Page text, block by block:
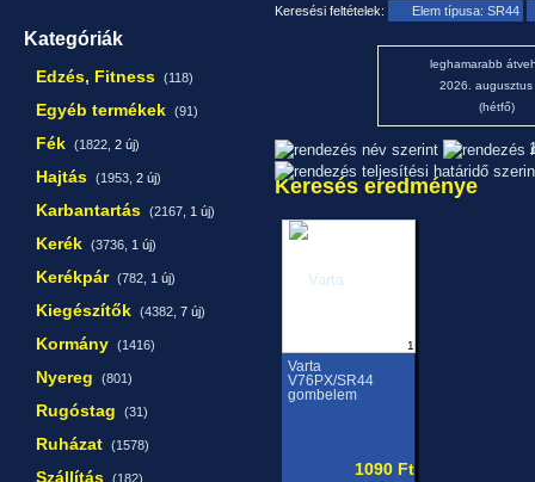
Kategóriák
Edzés, Fitness (118)
Egyéb termékek (91)
Fék (1822, 2 új)
Hajtás (1953, 2 új)
Karbantartás (2167, 1 új)
Kerék (3736, 1 új)
Kerékpár (782, 1 új)
Kiegészítők (4382, 7 új)
Kormány (1416)
Nyereg (801)
Rugóstag (31)
Ruházat (1578)
Szállítás (182)
Keresési feltételek: Elem típusa: SR44
leghamarabb
2026. augusztus
(hétfő)
Keresés eredménye
1
Varta
V76PX/SR44
gombelem
1090 Ft